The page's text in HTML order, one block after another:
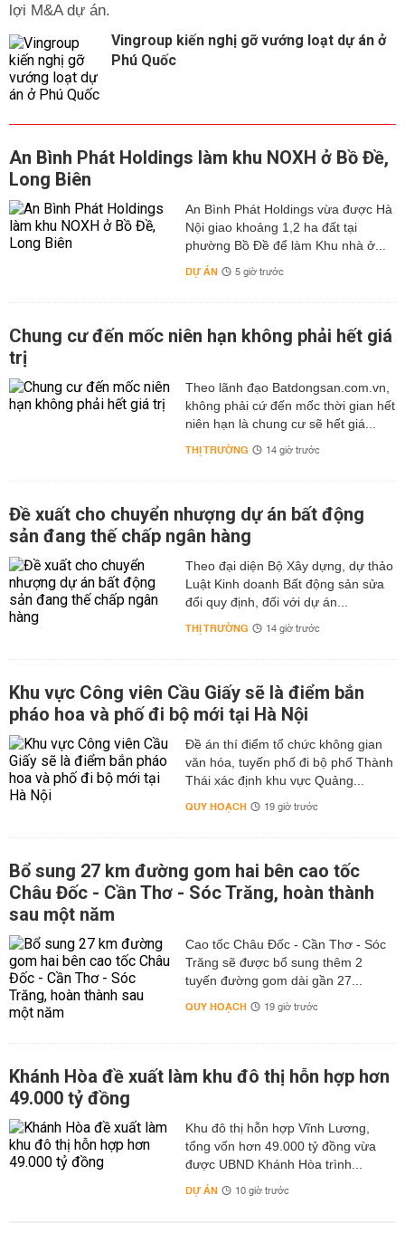
lợi M&A dự án.
Vingroup kiến nghị gỡ vướng loạt dự án ở
Phú Quốc
An Bình Phát Holdings làm khu NOXH ở Bồ Đề,
Long Biên
An Bình Phát Holdings vừa được Hà
Nội giao khoảng 1,2 ha đất tại
phường Bồ Đề để làm Khu nhà ở...
DỰ ÁN 5 giờ trước
Chung cư đến mốc niên hạn không phải hết giá
trị
Theo lãnh đạo Batdongsan.com.vn,
không phải cứ đến mốc thời gian hết
niên hạn là chung cư sẽ hết giá...
THỊ TRƯỜNG 14 giờ trước
Đề xuất cho chuyển nhượng dự án bất động
sản đang thế chấp ngân hàng
Theo đại diện Bộ Xây dựng, dự thảo
Luật Kinh doanh Bất động sản sửa
đổi quy định, đối với dự án...
THỊ TRƯỜNG 14 giờ trước
Khu vực Công viên Cầu Giấy sẽ là điểm bắn
pháo hoa và phố đi bộ mới tại Hà Nội
Đề án thí điểm tổ chức không gian
văn hóa, tuyến phố đi bộ phố Thành
Thái xác định khu vực Quảng...
QUY HOẠCH 19 giờ trước
Bổ sung 27 km đường gom hai bên cao tốc
Châu Đốc - Cần Thơ - Sóc Trăng, hoàn thành
sau một năm
Cao tốc Châu Đốc - Cần Thơ - Sóc
Trăng sẽ được bổ sung thêm 2
tuyến đường gom dài gần 27...
QUY HOẠCH 19 giờ trước
Khánh Hòa đề xuất làm khu đô thị hỗn hợp hơn
49.000 tỷ đồng
Khu đô thị hỗn hợp Vĩnh Lương,
tổng vốn hơn 49.000 tỷ đồng vừa
được UBND Khánh Hòa trình...
DỰ ÁN 10 giờ trước